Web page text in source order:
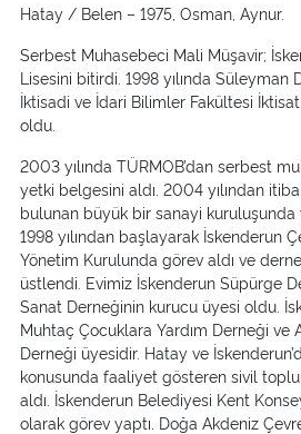
Hatay / Belen – 1975, Osman, Aynur.
Serbest Muhasebeci Mali Müşavir;
Lisesini bitirdi. 1998 yılında Süleyman
İktisadi ve İdari Bilimler Fakültesi
oldu.
2003 yılında TÜRMOB’dan serbest
yetki belgesini aldı. 2004 yılından
bulunan büyük bir sanayi kuruluşunda
1998 yılından başlayarak İskenderun
Yönetim Kurulunda görev aldı ve
üstlendi. Evimiz İskenderun Süpürge
Sanat Derneğinin kurucu üyesi oldu.
Muhtaç Çocuklara Yardım Derneği ve
Derneği üyesidir. Hatay ve
konusunda faaliyet gösteren sivil
aldı. İskenderun Belediyesi Kent
olarak görev yaptı. Doğa Akdeniz